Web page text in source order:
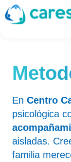
En Centro
psicológica
aisladas.
familia